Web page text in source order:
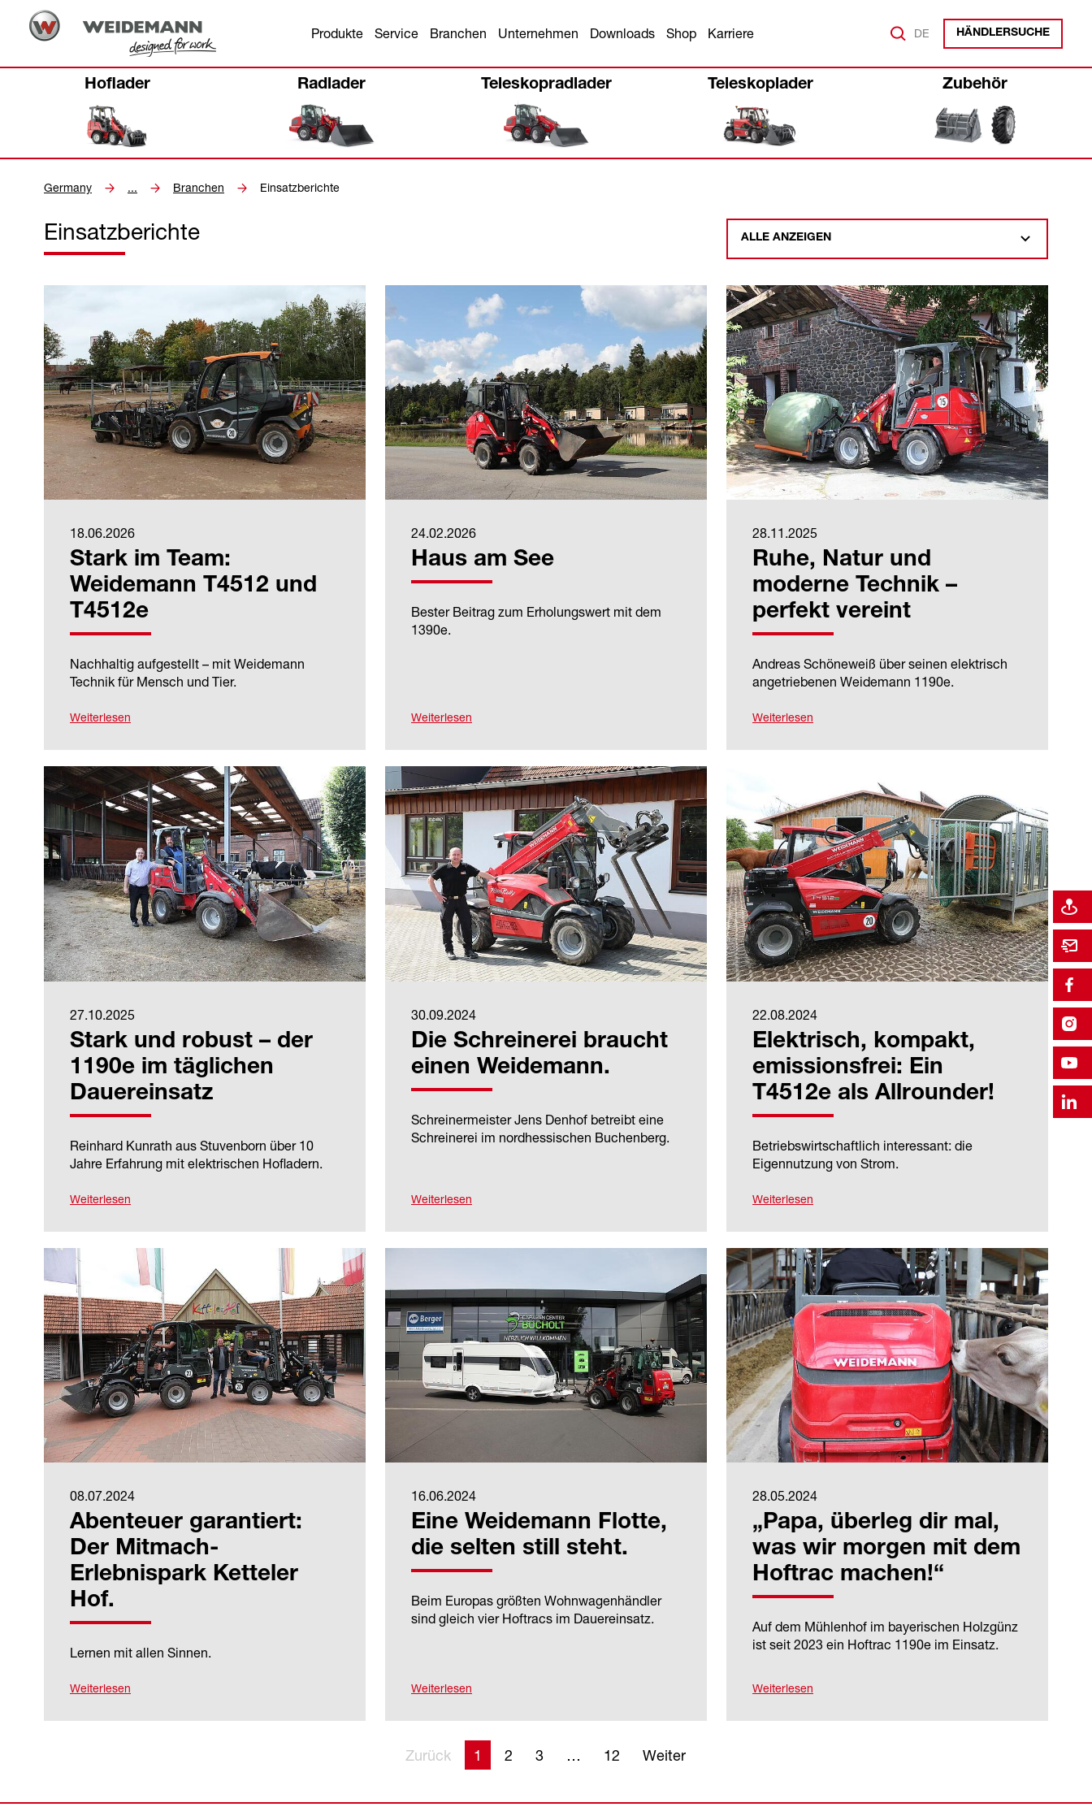
Produkte Service Branchen Unternehmen Downloads Shop Karriere DE HÄNDLERSUCHE
Hoflader Radlader Teleskopradlader Teleskoplader Zubehör
Germany ... Branchen Einsatzberichte
Einsatzberichte ALLE ANZEIGEN
18.06.2026
Stark im Team:
Weidemann T4512 und
T4512e
Nachhaltig aufgestellt – mit Weidemann
Technik für Mensch und Tier.
Weiterlesen
24.02.2026
Haus am See
Bester Beitrag zum Erholungswert mit dem
1390e.
Weiterlesen
28.11.2025
Ruhe, Natur und
moderne Technik –
perfekt vereint
Andreas Schöneweiß über seinen elektrisch
angetriebenen Weidemann 1190e.
Weiterlesen
27.10.2025
Stark und robust – der
1190e im täglichen
Dauereinsatz
Reinhard Kunrath aus Stuvenborn über 10
Jahre Erfahrung mit elektrischen Hofladern.
Weiterlesen
30.09.2024
Die Schreinerei braucht
einen Weidemann.
Schreinermeister Jens Denhof betreibt eine
Schreinerei im nordhessischen Buchenberg.
Weiterlesen
22.08.2024
Elektrisch, kompakt,
emissionsfrei: Ein
T4512e als Allrounder!
Betriebswirtschaftlich interessant: die
Eigennutzung von Strom.
Weiterlesen
08.07.2024
Abenteuer garantiert:
Der Mitmach-
Erlebnispark Ketteler
Hof.
Lernen mit allen Sinnen.
Weiterlesen
16.06.2024
Eine Weidemann Flotte,
die selten still steht.
Beim Europas größten Wohnwagenhändler
sind gleich vier Hoftracs im Dauereinsatz.
Weiterlesen
28.05.2024
„Papa, überleg dir mal,
was wir morgen mit dem
Hoftrac machen!“
Auf dem Mühlenhof im bayerischen Holzgünz
ist seit 2023 ein Hoftrac 1190e im Einsatz.
Weiterlesen
Zurück 1 2 3 12 Weiter